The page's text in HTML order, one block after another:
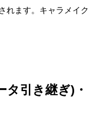
れます。キャラメイク
タ引き継ぎ)・